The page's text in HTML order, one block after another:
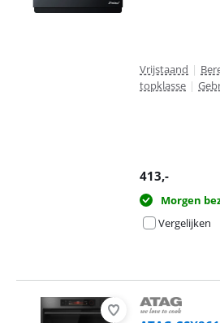
Vrijstaand |
topklasse |
413,-
Morgen
Vergelijken